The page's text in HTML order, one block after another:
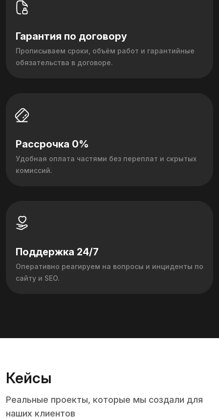
Гарантия по договору
Прописываем сроки, объём работ и гарантийные
обязательства в договоре.
Рассрочка 0%
Удобная оплата частями без переплат и скрытых
комиссий.
Поддержка 24/7
Оперативно реагируем на вопросы и инциденты по
сайту и SEO.
Кейсы
Реальные проекты, которые мы создали для
наших клиентов